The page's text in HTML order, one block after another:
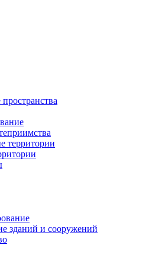
территории
зданий и сооружений